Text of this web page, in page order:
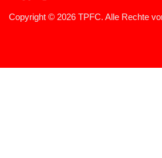
Copyright © 2026 TPFC. Alle Rechte